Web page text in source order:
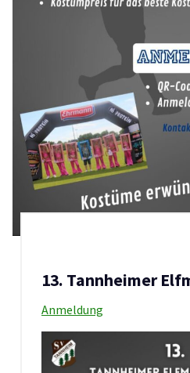
13. Tannheimer
Anmeldung